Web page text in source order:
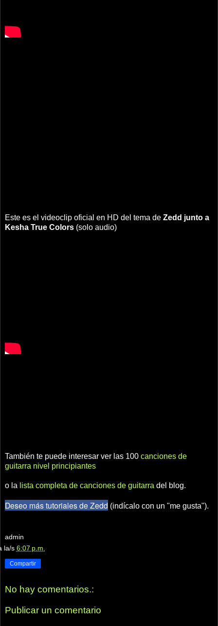
Este es el videoclip oficial en HD del tema de Zedd junto a
Kesha True Colors (solo audio)
También te puede interesar ver las 100 canciones de
guitarra nivel principiantes
o la lista completa de canciones de guitarra del blog.
Deseo más tutoriales de Zedd (indícalo con un "me gusta").
admin
la/s 6:07 p.m.
Compartir
No hay comentarios.:
Publicar un comentario